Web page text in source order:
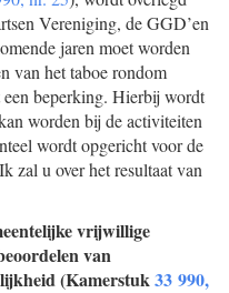
Vereniging, de GGD’en
jaren moet worden
van het taboe rondom
beperking. Hierbij wordt
worden bij de activiteiten
wordt opgericht voor de
zal u over het resultaat van
vrijwillige
van
(Kamerstuk33 990,